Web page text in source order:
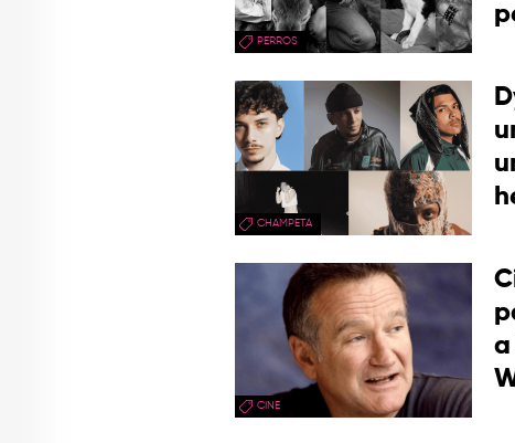
PERROS
CHAMPETA
CINE
a